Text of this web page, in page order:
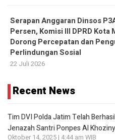
Serapan Anggaran Dinsos
Persen, Komisi III DPRD Kota
Dorong Percepatan dan
Perlindungan Sosial
22 Juli 2026
Recent News
Tim DVI Polda Jatim Telah
Jenazah Santri Ponpes Al
Oktober 14, 2025 | 4:44 am WIB